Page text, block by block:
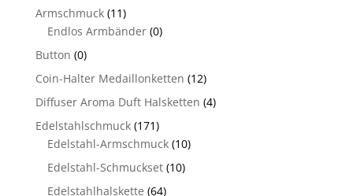
Armschmuck (11)
Endlos Armbänder (0)
Button (0)
Coin-Halter Medaillonketten (12)
Diffuser Aroma Duft Halsketten (4)
Edelstahlschmuck (171)
Edelstahl-Armschmuck (10)
Edelstahl-Schmuckset (10)
Edelstahlhalskette (64)